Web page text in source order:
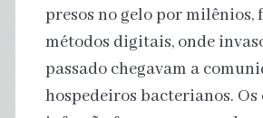
presos no gelo por milênios,
métodos digitais, onde
passado chegavam a
hospedeiros bacterianos. Os